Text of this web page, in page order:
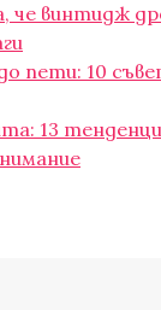
че винтидж
пети: 10
13